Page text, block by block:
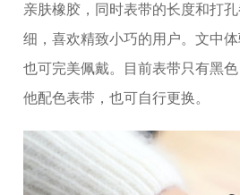
亲肤橡胶，同时表带的长度和打
细，喜欢精致小巧的用户。文中体
也可完美佩戴。目前表带只有黑
他配色表带，也可自行更换。